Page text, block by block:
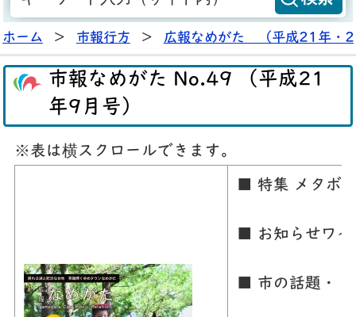
ホーム > 市報行方 > 広報なめがた （平成21年・
市報なめがた No.49 （平成21
年9月号）
※表は横スクロールできます。
■ 特集 メタボ
■ お知らせワ
■ 市の話題・